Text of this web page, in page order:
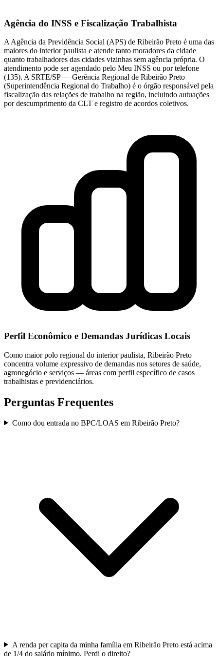
Agência do INSS e Fiscalização Trabalhista
A Agência da Previdência Social (APS) de Ribeirão Preto é uma das
maiores do interior paulista e atende tanto moradores da cidade
quanto trabalhadores das cidades vizinhas sem agência própria. O
atendimento pode ser agendado pelo Meu INSS ou por telefone
(135). A SRTE/SP — Gerência Regional de Ribeirão Preto
(Superintendência Regional do Trabalho) é o órgão responsável pela
fiscalização das relações de trabalho na região, incluindo autuações
por descumprimento da CLT e registro de acordos coletivos.
Perfil Econômico e Demandas Jurídicas Locais
Como maior polo regional do interior paulista, Ribeirão Preto
concentra volume expressivo de demandas nos setores de saúde,
agronegócio e serviços — áreas com perfil específico de casos
trabalhistas e previdenciários.
Perguntas Frequentes
Como dou entrada no BPC/LOAS em Ribeirão Preto?
A renda per capita da minha família em Ribeirão Preto está acima
de 1/4 do salário mínimo. Perdi o direito?